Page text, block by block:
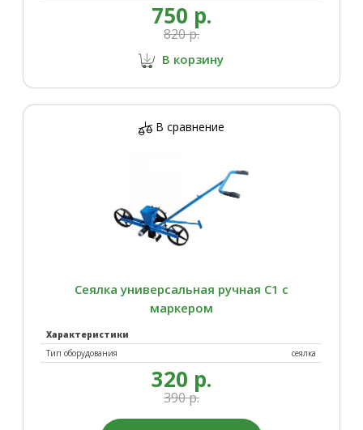
750 р.
820 р.
В корзину
В сравнение
Сеялка универсальная ручная С1 с
маркером
Характеристики
Тип оборудования
сеялка
320 р.
390 р.